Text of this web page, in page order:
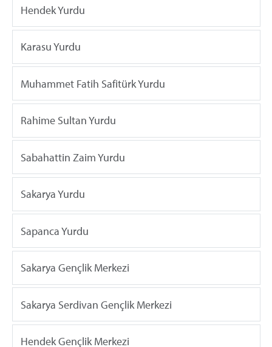
Hendek Yurdu
Karasu Yurdu
Muhammet Fatih Safitürk Yurdu
Rahime Sultan Yurdu
Sabahattin Zaim Yurdu
Sakarya Yurdu
Sapanca Yurdu
Sakarya Gençlik Merkezi
Sakarya Serdivan Gençlik Merkezi
Hendek Gençlik Merkezi